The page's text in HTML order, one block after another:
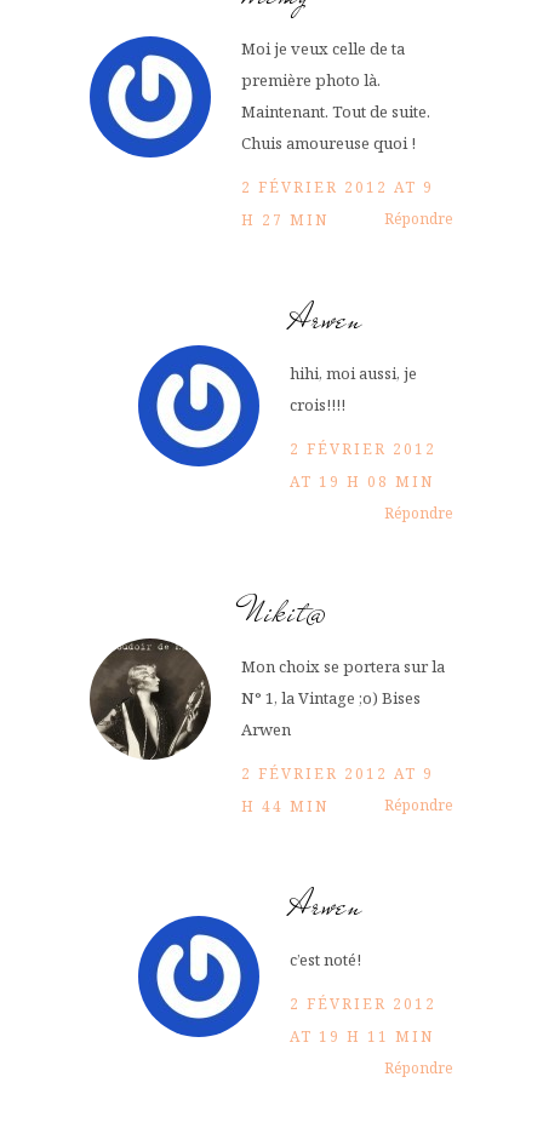
Moi je veux celle de ta
première photo là.
Maintenant. Tout de suite.
Chuis amoureuse quoi !
2 FÉVRIER 2012 AT 9
H 27 MIN
Répondre
Arwen
hihi, moi aussi, je
crois!!!!
2 FÉVRIER 2012
AT 19 H 08 MIN
Répondre
Nikit@
Mon choix se portera sur la
N° 1, la Vintage ;o) Bises
Arwen
2 FÉVRIER 2012 AT 9
H 44 MIN
Répondre
Arwen
c’est noté!
2 FÉVRIER 2012
AT 19 H 11 MIN
Répondre